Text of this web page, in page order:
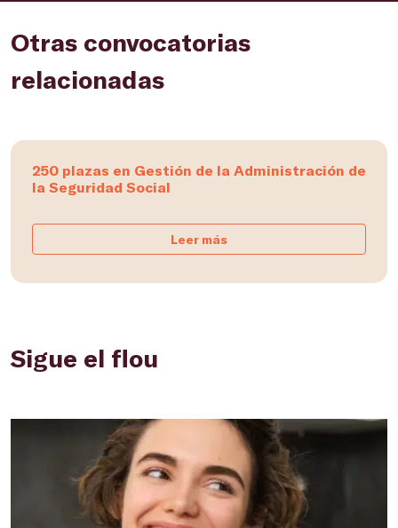
Otras convocatorias
relacionadas
250 plazas en Gestión de la Administración de
la Seguridad Social
Leer más
Sigue el flou